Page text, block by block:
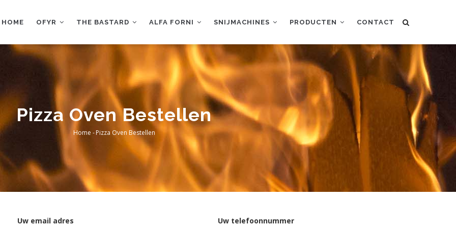
HOME OFYR THE BASTARD ALFA FORNI SNIJMACHINES PRODUCTEN CONTACT
Pizza Oven Bestellen
Breadcrumb
Home -Pizza Oven Bestellen
Uw email adres Uw telefoonnummer